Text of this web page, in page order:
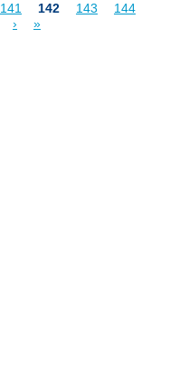
141 142 143
144
› »